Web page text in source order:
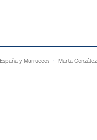
España y Marruecos Marta González